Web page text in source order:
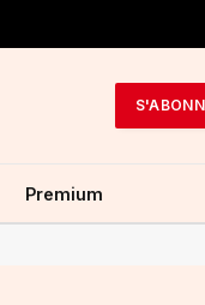
Premium